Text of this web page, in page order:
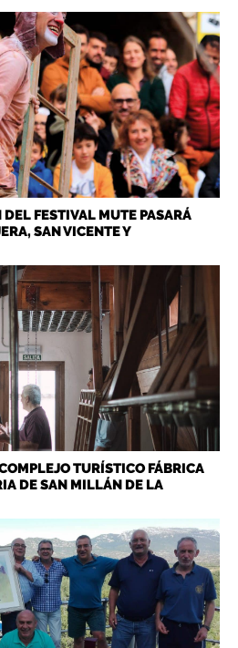
FESTIVAL MUTE PASARÁ
SAN VICENTE Y
TURÍSTICO FÁBRICA
DE SAN MILLÁN DE LA